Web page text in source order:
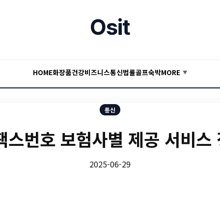
Osit
HOME화장품건강비즈니스통신법률골프숙박MORE ▼
통신
스번호 보험사별 제공 서비스
2025-06-29